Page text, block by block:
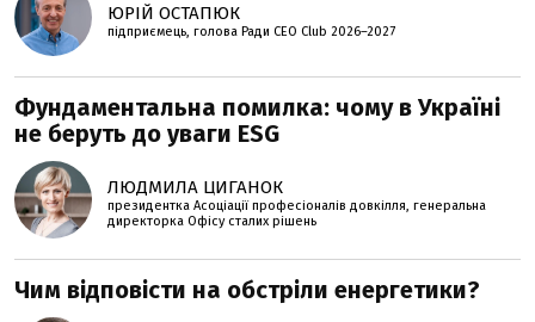
ЮРІЙ ОСТАПЮК
підприємець, голова Ради CEO Club 2026–2027
Фундаментальна помилка: чому в Україні
не беруть до уваги ESG
ЛЮДМИЛА ЦИГАНОК
президентка Асоціації професіоналів довкілля, генеральна
директорка Офісу сталих рішень
Чим відповісти на обстріли енергетики?